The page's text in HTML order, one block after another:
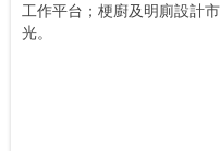
工作平台；梗廚及明廁設計
光。